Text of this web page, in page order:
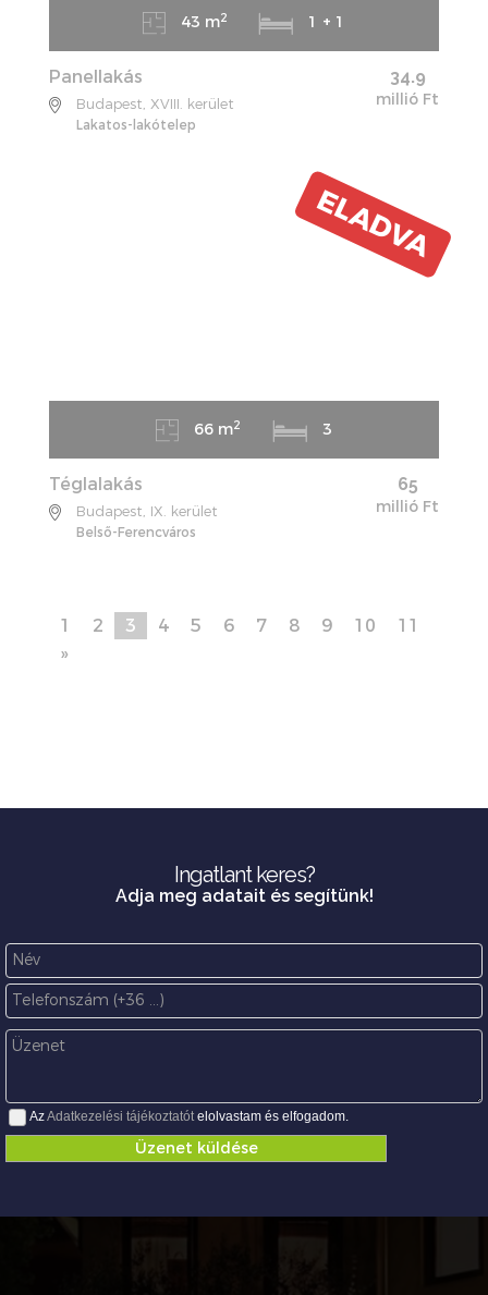
43 m2 1 + 1
34.9
millió Ft
Panellakás
Budapest, XVIII. kerület
Lakatos-lakótelep
ELADVA
66 m2 3
65
millió Ft
Téglalakás
Budapest, IX. kerület
Belső-Ferencváros
1 2 3 4 5 6 7 8 9 10
11
»
Ingatlant keres?
Adja meg adatait és segítünk!
AzAdatkezelési tájékoztatótelolvastam és elfogadom.
Üzenet küldése